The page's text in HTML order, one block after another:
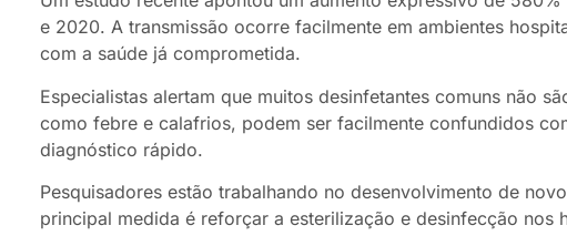
e 2020. A transmissão ocorre facilmente em ambientes
com a saúde já comprometida.
Especialistas alertam que muitos desinfetantes comuns não
como febre e calafrios, podem ser facilmente confundidos
diagnóstico rápido.
Pesquisadores estão trabalhando no desenvolvimento de
principal medida é reforçar a esterilização e desinfecção nos